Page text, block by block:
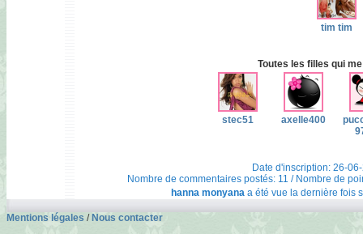
tim tim
Toutes les filles qui
stec51 axelle400
Date d'inscription: 26-
Nombre de commentaires postés: 11 / Nombre de
hanna monyanaa été vue la dernière fois
Mentions légales / Nous contacter